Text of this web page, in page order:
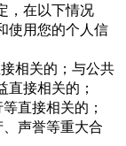
，在以下情况
使用您的个人信
相关的；与公共
接相关的；
直接相关的；
声誉等重大合